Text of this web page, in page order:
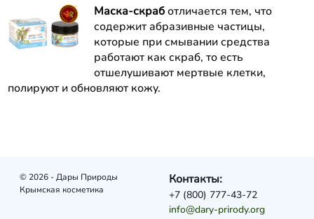
Маска-скработличается тем, что
содержит абразивные частицы,
которые при смывании средства
работают как скраб, то есть
отшелушивают мертвые клетки,
полируют и обновляют кожу.
© 2026 - Дары Природы
Крымская косметика
Контакты:
+7 (800) 777-43-72
info@dary-prirody.org